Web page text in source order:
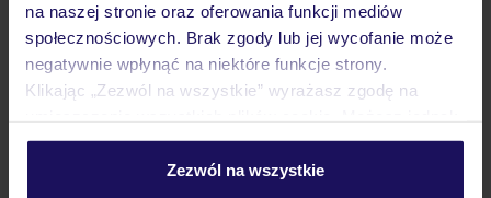
na naszej stronie oraz oferowania funkcji mediów
społecznościowych. Brak zgody lub jej wycofanie może
negatywnie wpłynąć na niektóre funkcje strony.
Klikając „Zezwól na wszystkie” wyrażasz zgodę na
personalizować swój wybór wchodząc w zakładkę
Zezwól na wszystkie
Wyżywienie